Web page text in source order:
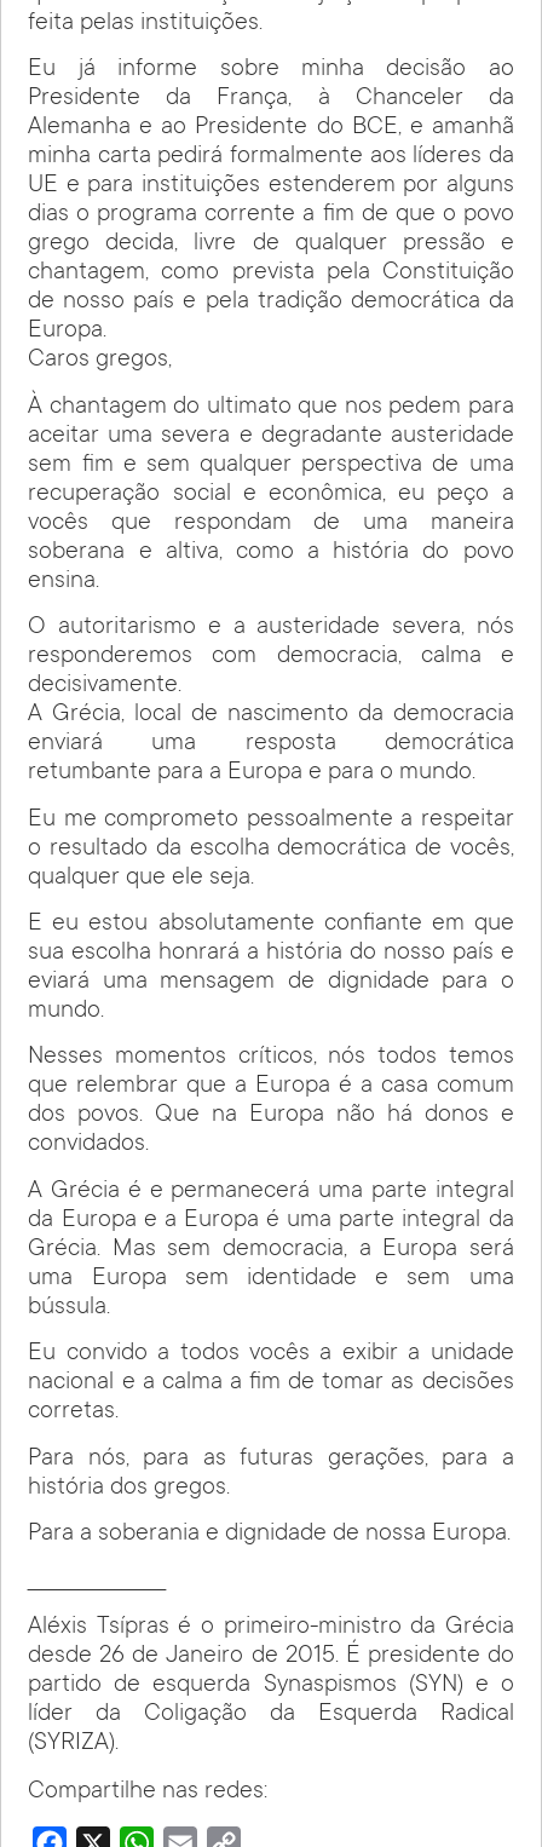
feita pelas instituições.
Eu já informe sobre minha decisão ao
Presidente da França, à Chanceler da
Alemanha e ao Presidente do BCE, e amanhã
minha carta pedirá formalmente aos líderes da
UE e para instituições estenderem por alguns
dias o programa corrente a fim de que o povo
grego decida, livre de qualquer pressão e
chantagem, como prevista pela Constituição
de nosso país e pela tradição democrática da
Europa.
Caros gregos,
À chantagem do ultimato que nos pedem para
aceitar uma severa e degradante austeridade
sem fim e sem qualquer perspectiva de uma
recuperação social e econômica, eu peço a
vocês que respondam de uma maneira
soberana e altiva, como a história do povo
ensina.
O autoritarismo e a austeridade severa, nós
responderemos com democracia, calma e
decisivamente.
A Grécia, local de nascimento da democracia
enviará uma resposta democrática
retumbante para a Europa e para o mundo.
Eu me comprometo pessoalmente a respeitar
o resultado da escolha democrática de vocês,
qualquer que ele seja.
E eu estou absolutamente confiante em que
sua escolha honrará a história do nosso país e
eviará uma mensagem de dignidade para o
mundo.
Nesses momentos críticos, nós todos temos
que relembrar que a Europa é a casa comum
dos povos. Que na Europa não há donos e
convidados.
A Grécia é e permanecerá uma parte integral
da Europa e a Europa é uma parte integral da
Grécia. Mas sem democracia, a Europa será
uma Europa sem identidade e sem uma
bússula.
Eu convido a todos vocês a exibir a unidade
nacional e a calma a fim de tomar as decisões
corretas.
Para nós, para as futuras gerações, para a
história dos gregos.
Para a soberania e dignidade de nossa Europa.
Aléxis Tsípras é o primeiro-ministro da Grécia
desde 26 de Janeiro de 2015. É presidente do
partido de esquerda Synaspismos (SYN) e o
líder da Coligação da Esquerda Radical
(SYRIZA).
Compartilhe nas redes:
Facebook WhatsApp
Email